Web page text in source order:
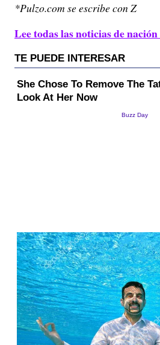
*Pulzo.com se escribe con Z
Lee todas las noticias de